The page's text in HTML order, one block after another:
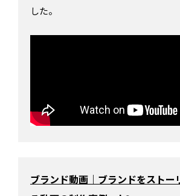
した。
ブランド動画｜ブランドをストー